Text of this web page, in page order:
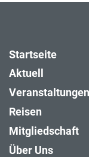
Startseite
Aktuell
Veranstaltungen
Reisen
Mitgliedschaft
Über Uns